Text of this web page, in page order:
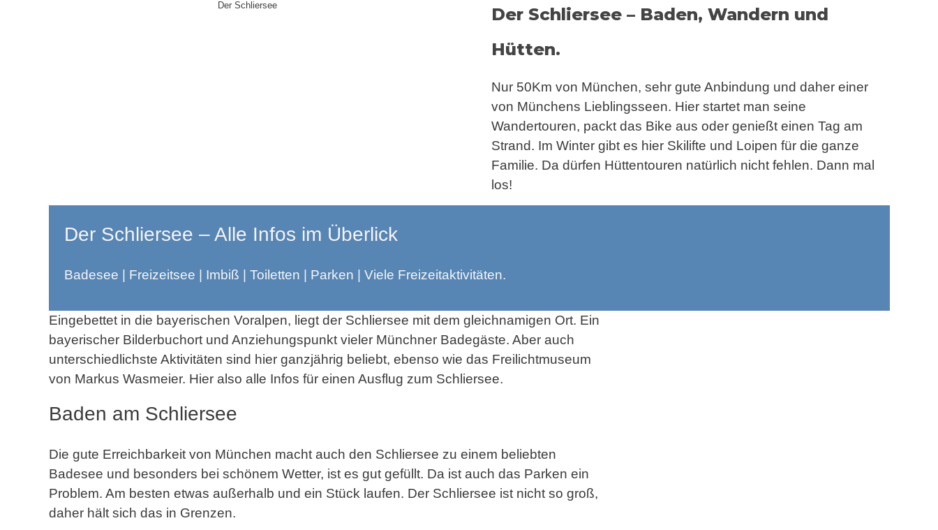
Der Schliersee
Der Schliersee – Baden, Wandern und
Hütten.
Nur 50Km von München, sehr gute Anbindung und daher einer
von Münchens Lieblingsseen. Hier startet man seine
Wandertouren, packt das Bike aus oder genießt einen Tag am
Strand. Im Winter gibt es hier Skilifte und Loipen für die ganze
Familie. Da dürfen Hüttentouren natürlich nicht fehlen. Dann mal
los!
Der Schliersee – Alle Infos im Überlick
Badesee | Freizeitsee | Imbiß | Toiletten | Parken | Viele Freizeitaktivitäten.
Eingebettet in die bayerischen Voralpen, liegt der Schliersee mit dem gleichnamigen Ort. Ein
bayerischer Bilderbuchort und Anziehungspunkt vieler Münchner Badegäste. Aber auch
unterschiedlichste Aktivitäten sind hier ganzjährig beliebt, ebenso wie das Freilichtmuseum
von Markus Wasmeier. Hier also alle Infos für einen Ausflug zum Schliersee.
Baden am Schliersee
Die gute Erreichbarkeit von München macht auch den Schliersee zu einem beliebten
Badesee und besonders bei schönem Wetter, ist es gut gefüllt. Da ist auch das Parken ein
Problem. Am besten etwas außerhalb und ein Stück laufen. Der Schliersee ist nicht so groß,
daher hält sich das in Grenzen.